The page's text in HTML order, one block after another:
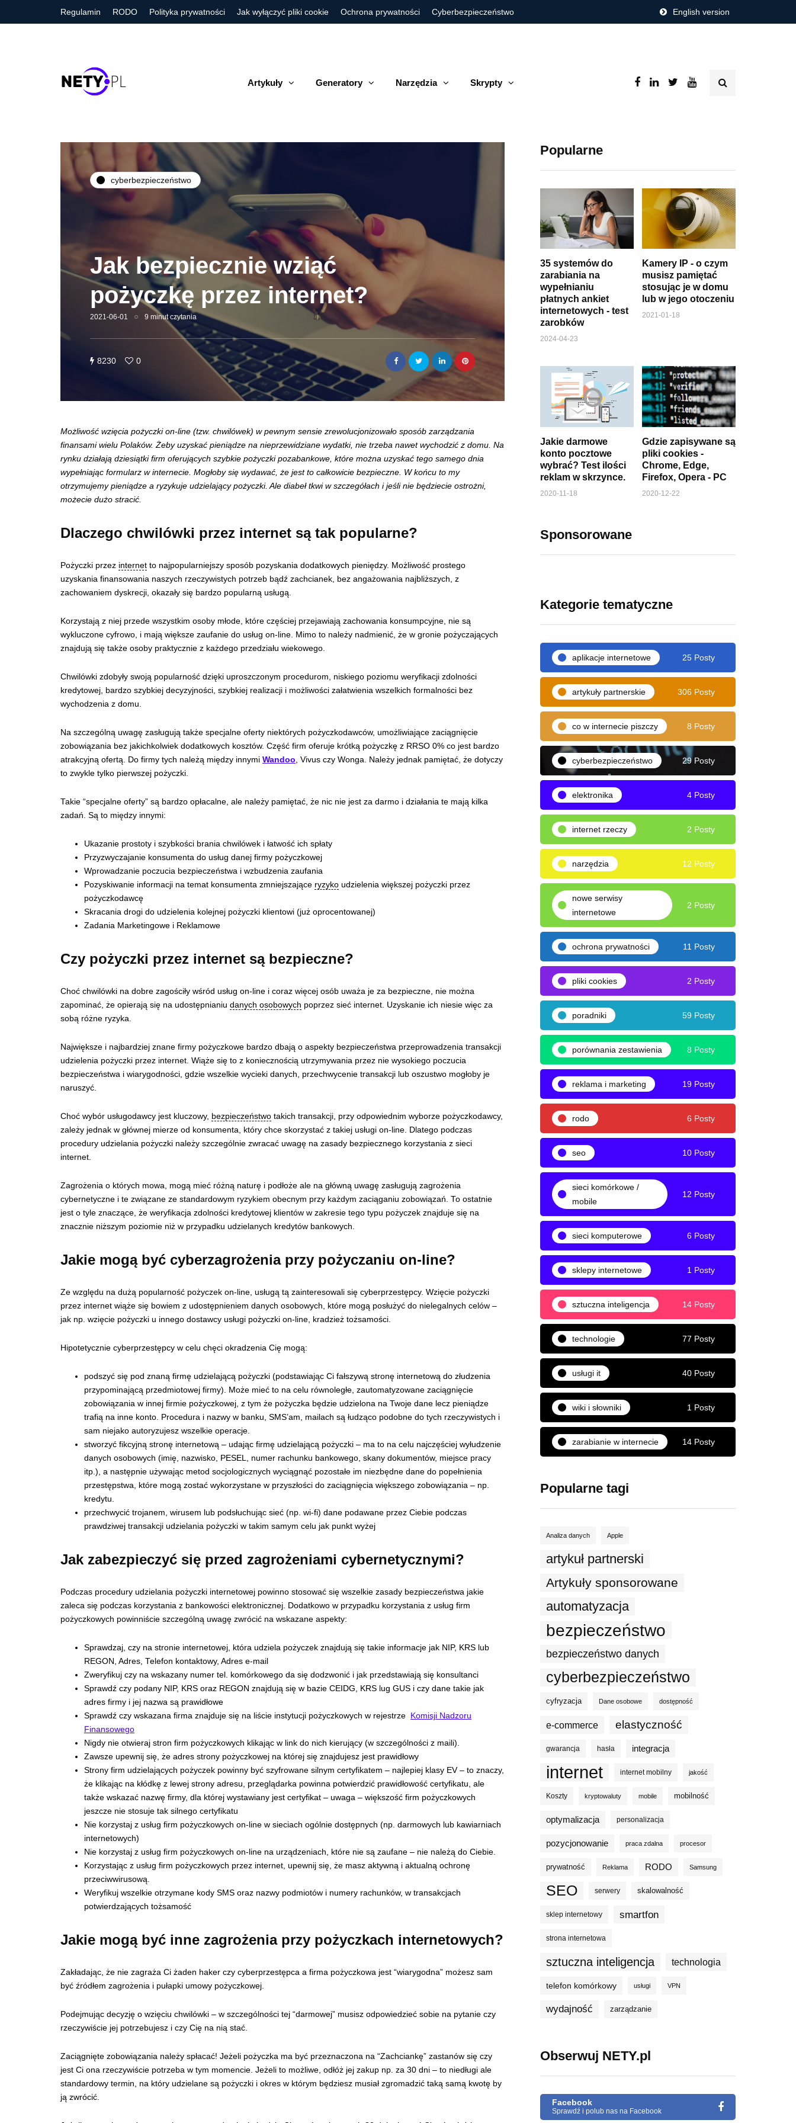
Regulamin RODO Polityka prywatności Jak wyłączyć pliki cookie Ochrona prywatności Cyberbezpieczeństwo English version
Artykuły Generatory Narzędzia Skrypty
cyberbezpieczeństwo
Jak bezpiecznie wziąć
pożyczkę przez internet?
2021-06-01 9 minut czytania
8230 0
Możliwość wzięcia pożyczki on-line (tzw. chwilówek) w pewnym sensie zrewolucjonizowało sposób zarządzania
finansami wielu Polaków. Żeby uzyskać pieniądze na nieprzewidziane wydatki, nie trzeba nawet wychodzić z domu. Na
rynku działają dziesiątki firm oferujących szybkie pożyczki pozabankowe, które można uzyskać tego samego dnia
wypełniając formularz w internecie. Mogłoby się wydawać, że jest to całkowicie bezpieczne. W końcu to my
otrzymujemy pieniądze a ryzykuje udzielający pożyczki. Ale diabeł tkwi w szczegółach i jeśli nie będziecie ostrożni,
możecie dużo stracić.
Dlaczego chwilówki przez internet są tak popularne?
Pożyczki przez internet to najpopularniejszy sposób pozyskania dodatkowych pieniędzy. Możliwość prostego
uzyskania finansowania naszych rzeczywistych potrzeb bądź zachcianek, bez angażowania najbliższych, z
zachowaniem dyskrecji, okazały się bardzo popularną usługą.
Korzystają z niej przede wszystkim osoby młode, które częściej przejawiają zachowania konsumpcyjne, nie są
wykluczone cyfrowo, i mają większe zaufanie do usług on-line. Mimo to należy nadmienić, że w gronie pożyczających
znajdują się także osoby praktycznie z każdego przedziału wiekowego.
Chwilówki zdobyły swoją popularność dzięki uproszczonym procedurom, niskiego poziomu weryfikacji zdolności
kredytowej, bardzo szybkiej decyzyjności, szybkiej realizacji i możliwości załatwienia wszelkich formalności bez
wychodzenia z domu.
Na szczególną uwagę zasługują także specjalne oferty niektórych pożyczkodawców, umożliwiające zaciągnięcie
zobowiązania bez jakichkolwiek dodatkowych kosztów. Część firm oferuje krótką pożyczkę z RRSO 0% co jest bardzo
atrakcyjną ofertą. Do firmy tych należą między innymi Wandoo, Vivus czy Wonga. Należy jednak pamiętać, że dotyczy
to zwykle tylko pierwszej pożyczki.
Takie “specjalne oferty” są bardzo opłacalne, ale należy pamiętać, że nic nie jest za darmo i działania te mają kilka
zadań. Są to między innymi:
Ukazanie prostoty i szybkości brania chwilówek i łatwość ich spłaty
Przyzwyczajanie konsumenta do usług danej firmy pożyczkowej
Wprowadzanie poczucia bezpieczeństwa i wzbudzenia zaufania
Pozyskiwanie informacji na temat konsumenta zmniejszające ryzyko udzielenia większej pożyczki przez
pożyczkodawcę
Skracania drogi do udzielenia kolejnej pożyczki klientowi (już oprocentowanej)
Zadania Marketingowe i Reklamowe
Czy pożyczki przez internet są bezpieczne?
Choć chwilówki na dobre zagościły wśród usług on-line i coraz więcej osób uważa je za bezpieczne, nie można
zapominać, że opierają się na udostępnianiu danych osobowych poprzez sieć internet. Uzyskanie ich niesie więc za
sobą różne ryzyka.
Największe i najbardziej znane firmy pożyczkowe bardzo dbają o aspekty bezpieczeństwa przeprowadzenia transakcji
udzielenia pożyczki przez internet. Wiąże się to z koniecznością utrzymywania przez nie wysokiego poczucia
bezpieczeństwa i wiarygodności, gdzie wszelkie wycieki danych, przechwycenie transakcji lub oszustwo mogłoby je
naruszyć.
Choć wybór usługodawcy jest kluczowy, bezpieczeństwo takich transakcji, przy odpowiednim wyborze pożyczkodawcy,
zależy jednak w głównej mierze od konsumenta, który chce skorzystać z takiej usługi on-line. Dlatego podczas
procedury udzielania pożyczki należy szczególnie zwracać uwagę na zasady bezpiecznego korzystania z sieci
internet.
Zagrożenia o których mowa, mogą mieć różną naturę i podłoże ale na główną uwagę zasługują zagrożenia
cybernetyczne i te związane ze standardowym ryzykiem obecnym przy każdym zaciąganiu zobowiązań. To ostatnie
jest o tyle znaczące, że weryfikacja zdolności kredytowej klientów w zakresie tego typu pożyczek znajduje się na
znacznie niższym poziomie niż w przypadku udzielanych kredytów bankowych.
Jakie mogą być cyberzagrożenia przy pożyczaniu on-line?
Ze względu na dużą popularność pożyczek on-line, usługą tą zainteresowali się cyberprzestępcy. Wzięcie pożyczki
przez internet wiąże się bowiem z udostępnieniem danych osobowych, które mogą posłużyć do nielegalnych celów –
jak np. wzięcie pożyczki u innego dostawcy usługi pożyczki on-line, kradzież tożsamości.
Hipotetycznie cyberprzestępcy w celu chęci okradzenia Cię mogą:
podszyć się pod znaną firmę udzielającą pożyczki (podstawiając Ci fałszywą stronę internetową do złudzenia
przypominającą przedmiotowej firmy). Może mieć to na celu równoległe, zautomatyzowane zaciągnięcie
zobowiązania w innej firmie pożyczkowej, z tym że pożyczka będzie udzielona na Twoje dane lecz pieniądze
trafią na inne konto. Procedura i nazwy w banku, SMS’am, mailach są łudząco podobne do tych rzeczywistych i
sam niejako autoryzujesz wszelkie operacje.
stworzyć fikcyjną stronę internetową – udając firmę udzielającą pożyczki – ma to na celu najczęściej wyłudzenie
danych osobowych (imię, nazwisko, PESEL, numer rachunku bankowego, skany dokumentów, miejsce pracy
itp.), a następnie używając metod socjologicznych wyciągnąć pozostałe im niezbędne dane do popełnienia
przestępstwa, które mogą zostać wykorzystane w przyszłości do zaciągnięcia większego zobowiązania – np.
kredytu.
przechwycić trojanem, wirusem lub podsłuchując sieć (np. wi-fi) dane podawane przez Ciebie podczas
prawdziwej transakcji udzielania pożyczki w takim samym celu jak punkt wyżej
Jak zabezpieczyć się przed zagrożeniami cybernetycznymi?
Podczas procedury udzielania pożyczki internetowej powinno stosować się wszelkie zasady bezpieczeństwa jakie
zaleca się podczas korzystania z bankowości elektronicznej. Dodatkowo w przypadku korzystania z usług firm
pożyczkowych powinniście szczególną uwagę zwrócić na wskazane aspekty:
Sprawdzaj, czy na stronie internetowej, która udziela pożyczek znajdują się takie informacje jak NIP, KRS lub
REGON, Adres, Telefon kontaktowy, Adres e-mail
Zweryfikuj czy na wskazany numer tel. komórkowego da się dodzwonić i jak przedstawiają się konsultanci
Sprawdź czy podany NIP, KRS oraz REGON znajdują się w bazie CEIDG, KRS lug GUS i czy dane takie jak
adres firmy i jej nazwa są prawidłowe
Sprawdź czy wskazana firma znajduje się na liście instytucji pożyczkowych w rejestrze
Komisji Nadzoru
Finansowego
Nigdy nie otwieraj stron firm pożyczkowych klikając w link do nich kierujący (w szczególności z maili).
Zawsze upewnij się, że adres strony pożyczkowej na której się znajdujesz jest prawidłowy
Strony firm udzielających pożyczek powinny być szyfrowane silnym certyfikatem – najlepiej klasy EV – to znaczy,
że klikając na kłódkę z lewej strony adresu, przeglądarka powinna potwierdzić prawidłowość certyfikatu, ale
także wskazać nazwę firmy, dla której wystawiany jest certyfikat – uwaga – większość firm pożyczkowych
jeszcze nie stosuje tak silnego certyfikatu
Nie korzystaj z usług firm pożyczkowych on-line w sieciach ogólnie dostępnych (np. darmowych lub kawiarniach
internetowych)
Nie korzystaj z usług firm pożyczkowych on-line na urządzeniach, które nie są zaufane – nie należą do Ciebie.
Korzystając z usług firm pożyczkowych przez internet, upewnij się, że masz aktywną i aktualną ochronę
przeciwwirusową.
Weryfikuj wszelkie otrzymane kody SMS oraz nazwy podmiotów i numery rachunków, w transakcjach
potwierdzających tożsamość
Jakie mogą być inne zagrożenia przy pożyczkach internetowych?
Zakładając, że nie zagraża Ci żaden haker czy cyberprzestępca a firma pożyczkowa jest “wiarygodna” możesz sam
być źródłem zagrożenia i pułapki umowy pożyczkowej.
Podejmując decyzję o wzięciu chwilówki – w szczególności tej “darmowej” musisz odpowiedzieć sobie na pytanie czy
rzeczywiście jej potrzebujesz i czy Cię na nią stać.
Zaciągnięte zobowiązania należy spłacać! Jeżeli pożyczka ma być przeznaczona na “Zachciankę” zastanów się czy
jest Ci ona rzeczywiście potrzeba w tym momencie. Jeżeli to możliwe, odłóż jej zakup np. za 30 dni – to niedługi ale
standardowy termin, na który udzielane są pożyczki i okres w którym będziesz musiał zgromadzić taką samą kwotę by
ją zwrócić.
Popularne
35 systemów do
zarabiania na
wypełnianiu
płatnych ankiet
internetowych - test
zarobków
2024-04-23
Kamery IP - o czym
musisz pamiętać
stosując je w domu
lub w jego otoczeniu
2021-01-18
Jakie darmowe
konto pocztowe
wybrać? Test ilości
reklam w skrzynce.
2020-11-18
Gdzie zapisywane są
pliki cookies -
Chrome, Edge,
Firefox, Opera - PC
2020-12-22
Sponsorowane
Kategorie tematyczne
aplikacje internetowe 25 Posty
artykuły partnerskie 306 Posty
co w internecie piszczy 8 Posty
cyberbezpieczeństwo 29 Posty
elektronika 4 Posty
internet rzeczy 2 Posty
narzędzia 12 Posty
nowe serwisy
internetowe
2 Posty
ochrona prywatności 11 Posty
pliki cookies 2 Posty
poradniki 59 Posty
porównania zestawienia 8 Posty
reklama i marketing 19 Posty
rodo 6 Posty
seo 10 Posty
sieci komórkowe /
mobile
12 Posty
sieci komputerowe 6 Posty
sklepy internetowe 1 Posty
sztuczna inteligencja 14 Posty
technologie 77 Posty
usługi it 40 Posty
wiki i słowniki 1 Posty
zarabianie w internecie 14 Posty
Popularne tagi
Analiza danych Apple
artykuł partnerski
Artykuły sponsorowane
automatyzacja
bezpieczeństwo
bezpieczeństwo danych
cyberbezpieczeństwo
cyfryzacja Dane osobowe dostępność
e-commerce elastyczność
gwarancja hasła integracja
internet internet mobilny jakość
Koszty kryptowaluty mobile mobilność
optymalizacja personalizacja
pozycjonowanie praca zdalna procesor
prywatność Reklama RODO Samsung
SEO serwery skalowalność
sklep internetowy smartfon
strona internetowa
sztuczna inteligencja technologia
telefon komórkowy usługi VPN
wydajność zarządzanie
Obserwuj NETY.pl
Facebook
Sprawdź i polub nas na Facebook